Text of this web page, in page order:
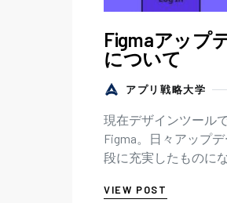
Figmaアップ
について
アプリ戦略大学
現在デザインツール
Figma。日々アップ
段に充実したものに
する…
VIEW POST